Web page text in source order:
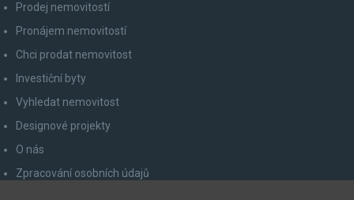
Prodej nemovitostí
Pronájem nemovitostí
Chci prodat nemovitost
Investiční byty
Vyhledat nemovitost
Designové projekty
O nás
Zpracování osobních údajů